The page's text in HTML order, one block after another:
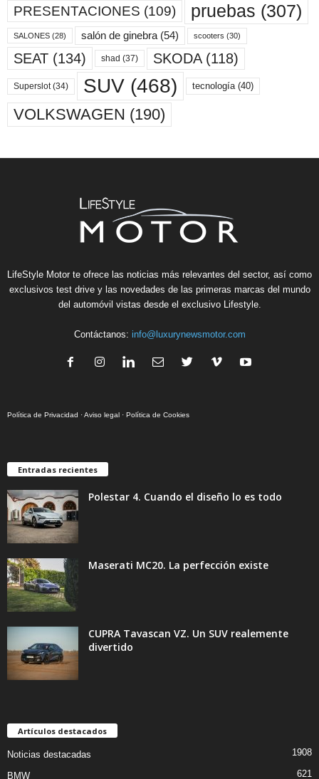
PRESENTACIONES (109) pruebas (307)
SALONES (28) salón de ginebra(54) scooters (30)
SEAT (134) shad (37) SKODA(118)
Superslot(34) SUV (468) tecnología(40)
VOLKSWAGEN (190)
LifeStyle Motor te ofrece las noticias más relevantes del sector, así como
exclusivos test drive y las novedades de las primeras marcas del mundo
del automóvil vistas desde el exclusivo Lifestyle.
Contáctanos: info@luxurynewsmotor.com
Política de Privacidad ·Aviso legal · Política de Cookies
Entradas recientes
Polestar 4. Cuando el diseño lo es todo
Maserati MC20. La perfección existe
CUPRA Tavascan VZ. Un SUV realemente
divertido
Artículos destacados
Noticias destacadas 1908
BMW 621